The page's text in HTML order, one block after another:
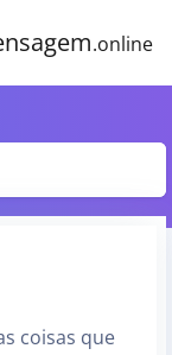
.online
coisas que